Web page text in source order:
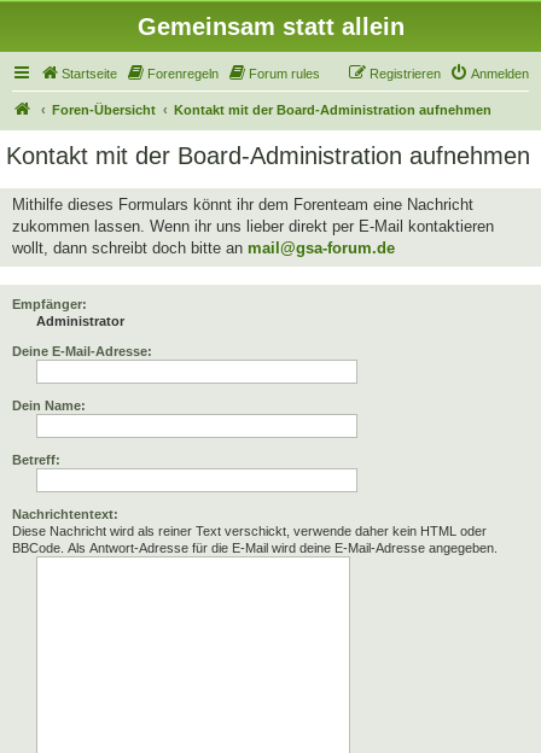
Gemeinsam statt allein
Startseite Forenregeln Forum rules Anmelden
Registrieren
Foren-Übersicht Kontakt mit der Board-Administration aufnehmen
Kontakt mit der Board-Administration aufnehmen
Mithilfe dieses Formulars könnt ihr dem Forenteam eine Nachricht
zukommen lassen. Wenn ihr uns lieber direkt per E-Mail kontaktieren
wollt, dann schreibt doch bitte an mail@gsa-forum.de
Empfänger:
Administrator
Deine E-Mail-Adresse:
Dein Name:
Betreff:
Nachrichtentext:
Diese Nachricht wird als reiner Text verschickt, verwende daher kein HTML oder
BBCode. Als Antwort-Adresse für die E-Mail wird deine E-Mail-Adresse angegeben.